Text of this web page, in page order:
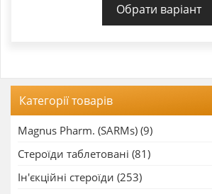
Обрати варіант
Категорії товарів
Magnus Pharm. (SARMs) (9)
Стероїди таблетовані (81)
Ін'єкційні стероїди (253)